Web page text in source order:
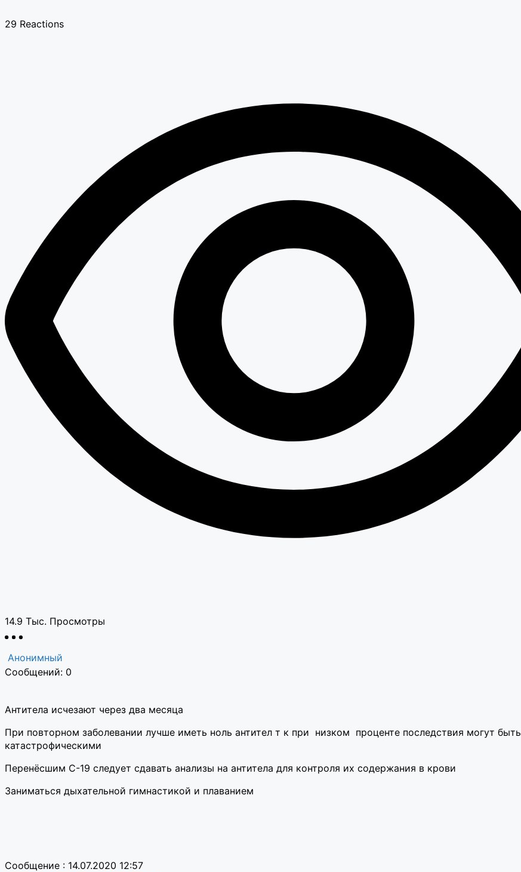
29 Reactions
14.9 Тыс. Просмотры
Анонимный
Сообщений: 0
Антитела исчезают через два месяца
При повторном заболевании лучше иметь ноль антител т к при низком проценте последствия могут быть
катастрофическими
Перенёсшим С-19 следует сдавать анализы на антитела для контроля их содержания в крови
Заниматься дыхательной гимнастикой и плаванием
Сообщение : 14.07.2020 12:57